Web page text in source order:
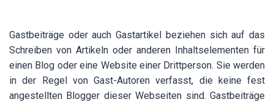
Deutsch
Gastbeiträge oder auch Gastartikel beziehen sich auf das
Schreiben von Artikeln oder anderen Inhaltselementen für
einen Blog oder eine Website einer Drittperson. Sie werden
in der Regel von Gast-Autoren verfasst, die keine fest
angestellten Blogger dieser Webseiten sind. Gastbeiträge